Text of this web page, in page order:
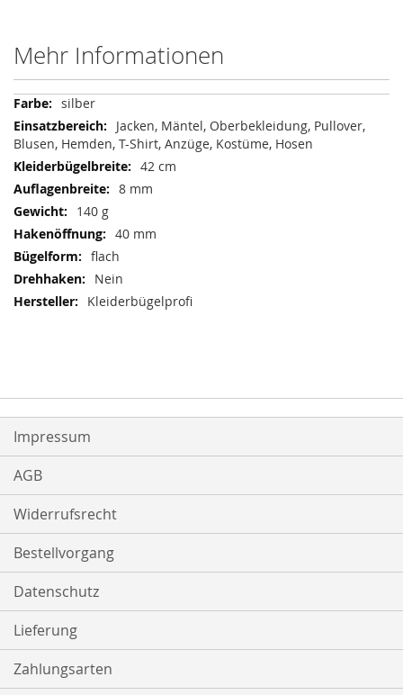
Mehr Informationen
Mehr
Informationen
silber
Jacken, Mäntel, Oberbekleidung, Pullover,
Blusen, Hemden, T-Shirt, Anzüge, Kostüme, Hosen
42 cm
8 mm
140 g
40 mm
flach
Nein
Kleiderbügelprofi
Impressum
AGB
Widerrufsrecht
Bestellvorgang
Datenschutz
Lieferung
Zahlungsarten